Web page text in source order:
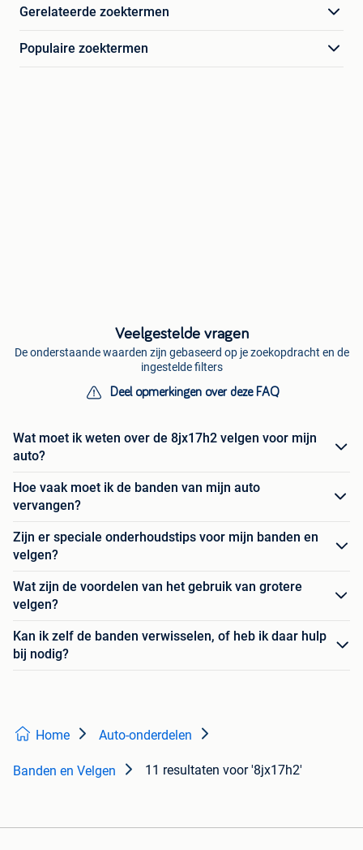
Gerelateerde zoektermen
Populaire zoektermen
Veelgestelde vragen
De onderstaande waarden zijn gebaseerd op je zoekopdracht en de
ingestelde filters
Deel opmerkingen over deze FAQ
Wat moet ik weten over de 8jx17h2 velgen voor mijn
auto?
Hoe vaak moet ik de banden van mijn auto
vervangen?
Zijn er speciale onderhoudstips voor mijn banden en
velgen?
Wat zijn de voordelen van het gebruik van grotere
velgen?
Kan ik zelf de banden verwisselen, of heb ik daar hulp
bij nodig?
Home Auto-onderdelen
Banden en Velgen 11 resultaten voor '8jx17h2'